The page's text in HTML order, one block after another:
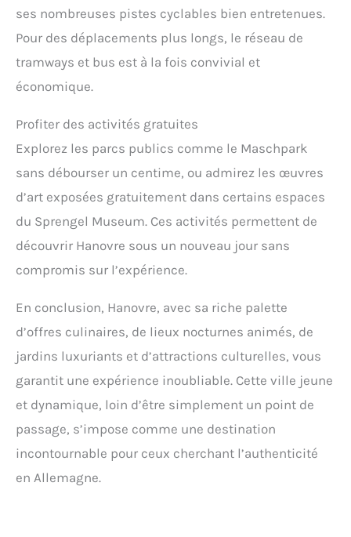
ses nombreuses pistes cyclables bien entretenues.
Pour des déplacements plus longs, le réseau de
tramways et bus est à la fois convivial et
économique.
Profiter des activités gratuites
Explorez les parcs publics comme le Maschpark
sans débourser un centime, ou admirez les œuvres
d’art exposées gratuitement dans certains espaces
du Sprengel Museum. Ces activités permettent de
découvrir Hanovre sous un nouveau jour sans
compromis sur l’expérience.
En conclusion, Hanovre, avec sa riche palette
d’offres culinaires, de lieux nocturnes animés, de
jardins luxuriants et d’attractions culturelles, vous
garantit une expérience inoubliable. Cette ville jeune
et dynamique, loin d’être simplement un point de
passage, s’impose comme une destination
incontournable pour ceux cherchant l’authenticité
en Allemagne.